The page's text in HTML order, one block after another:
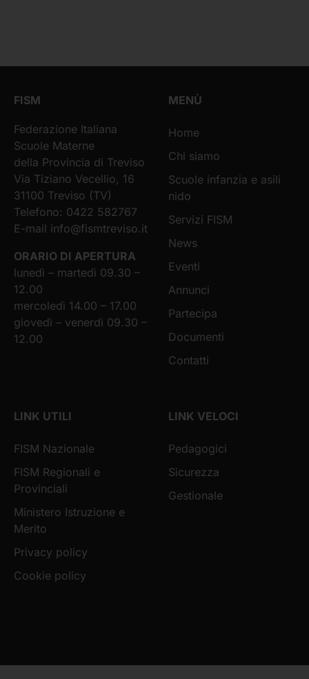
FISM
Federazione Italiana
Scuole Materne
della Provincia di Treviso
Via Tiziano Vecellio, 16
31100 Treviso (TV)
Telefono: 0422 582767
E-mail info@fismtreviso.it
ORARIO DI APERTURA
lunedì – martedì 09.30 –
12.00
mercoledì 14.00 – 17.00
giovedì – venerdì 09.30 –
12.00
MENÙ
Home
Chi siamo
Scuole infanzia e asili
nido
Servizi FISM
News
Eventi
Annunci
Partecipa
Documenti
Contatti
LINK UTILI
FISM Nazionale
FISM Regionali e
Provinciali
Ministero Istruzione e
Merito
Privacy policy
Cookie policy
LINK VELOCI
Pedagogici
Sicurezza
Gestionale